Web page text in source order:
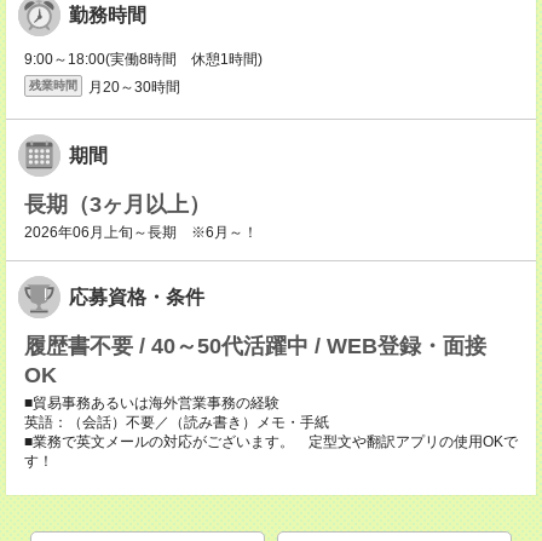
勤務時間
9:00～18:00(実働8時間 休憩1時間)
残業時間 月20～30時間
期間
長期（3ヶ月以上）
2026年06月上旬～長期 ※6月～！
応募資格・条件
履歴書不要 / 40～50代活躍中 / WEB登録・面接
OK
■貿易事務あるいは海外営業事務の経験
英語：（会話）不要／（読み書き）メモ・手紙
■業務で英文メールの対応がございます。 定型文や翻訳アプリの使用OKで
す！